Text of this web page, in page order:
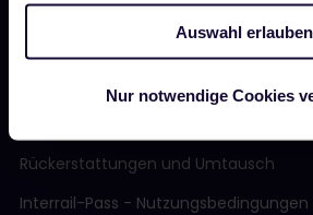
Auswahl erlauben
Nur notwendige Cookies
Rückerstattungen und Umtausch
Interrail-Pass - Nutzungsbedingungen